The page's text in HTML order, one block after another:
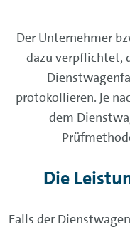
Der Unternehmer
dazu verpflichtet,
protokollieren. Je
dem
Die
Falls der